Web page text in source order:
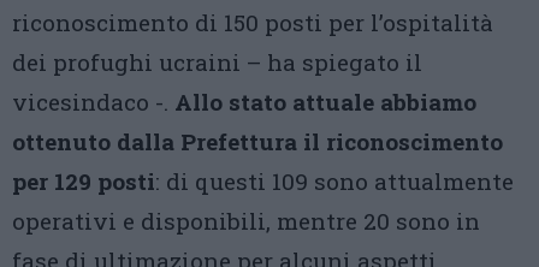
riconoscimento di 150 posti per l’ospitalità
dei profughi ucraini – ha spiegato il
vicesindaco -. Allo stato attuale abbiamo
ottenuto dalla Prefettura il riconoscimento
per 129 posti: di questi 109 sono attualmente
operativi e disponibili, mentre 20 sono in
fase di ultimazione per alcuni aspetti